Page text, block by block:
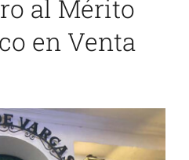
al Mérito
en Venta